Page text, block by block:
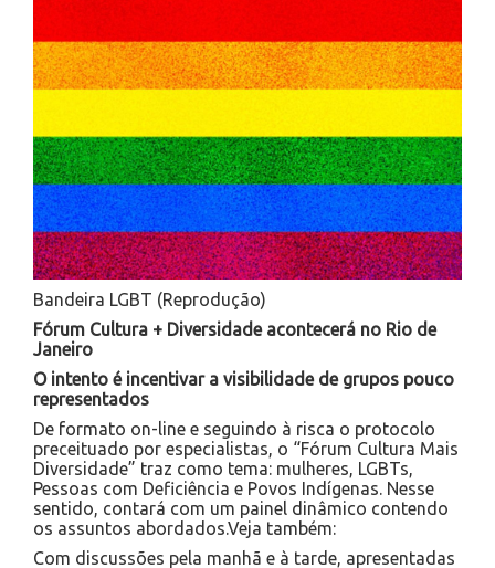
Bandeira LGBT (Reprodução)
Fórum Cultura + Diversidade acontecerá no Rio de
Janeiro
O intento é incentivar a visibilidade de grupos pouco
representados
De formato on-line e seguindo à risca o protocolo
preceituado por especialistas, o “Fórum Cultura Mais
Diversidade” traz como tema: mulheres, LGBTs,
Pessoas com Deficiência e Povos Indígenas. Nesse
sentido, contará com um painel dinâmico contendo
os assuntos abordados.Veja também:
Com discussões pela manhã e à tarde, apresentadas